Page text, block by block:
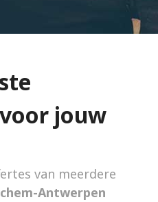
jouw
van meerdere
Antwerpen